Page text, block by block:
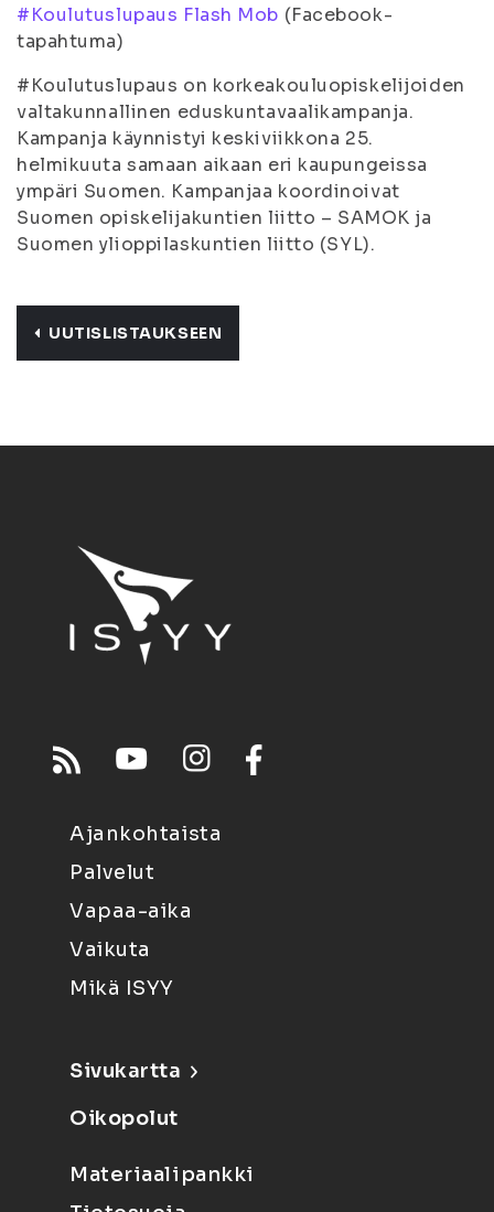
#Koulutuslupaus Flash Mob (Facebook-
tapahtuma)
#Koulutuslupaus on korkeakouluopiskelijoiden
valtakunnallinen eduskuntavaalikampanja.
Kampanja käynnistyi keskiviikkona 25.
helmikuuta samaan aikaan eri kaupungeissa
ympäri Suomen. Kampanjaa koordinoivat
Suomen opiskelijakuntien liitto – SAMOK ja
Suomen ylioppilaskuntien liitto (SYL).
UUTISLISTAUKSEEN
Ajankohtaista
Palvelut
Vapaa-aika
Vaikuta
Mikä ISYY
Sivukartta
Oikopolut
Materiaalipankki